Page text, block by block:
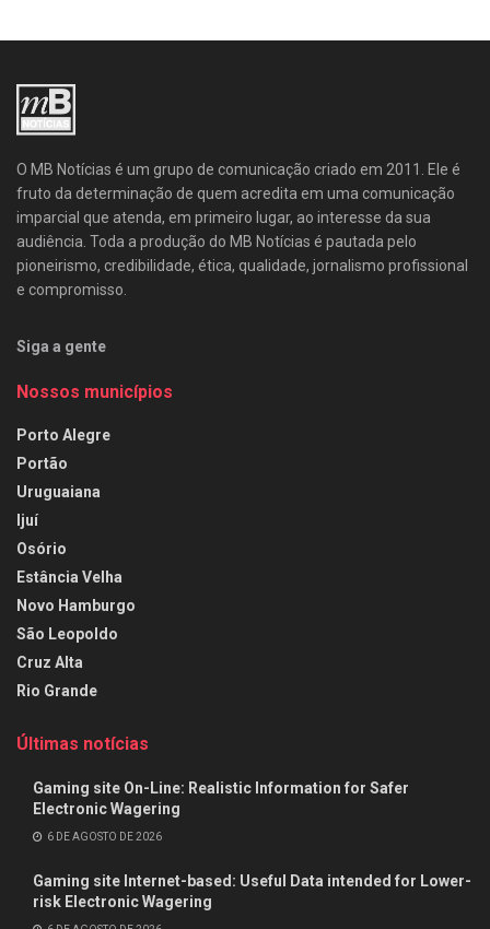
O MB Notícias é um grupo de comunicação criado em 2011. Ele é
fruto da determinação de quem acredita em uma comunicação
imparcial que atenda, em primeiro lugar, ao interesse da sua
audiência. Toda a produção do MB Notícias é pautada pelo
pioneirismo, credibilidade, ética, qualidade, jornalismo profissional
e compromisso.
Siga a gente
Nossos municípios
Porto Alegre
Portão
Uruguaiana
Ijuí
Osório
Estância Velha
Novo Hamburgo
São Leopoldo
Cruz Alta
Rio Grande
Últimas notícias
Gaming site On-Line: Realistic Information for Safer
Electronic Wagering
6 DE AGOSTO DE 2026
Gaming site Internet-based: Useful Data intended for Lower-
risk Electronic Wagering